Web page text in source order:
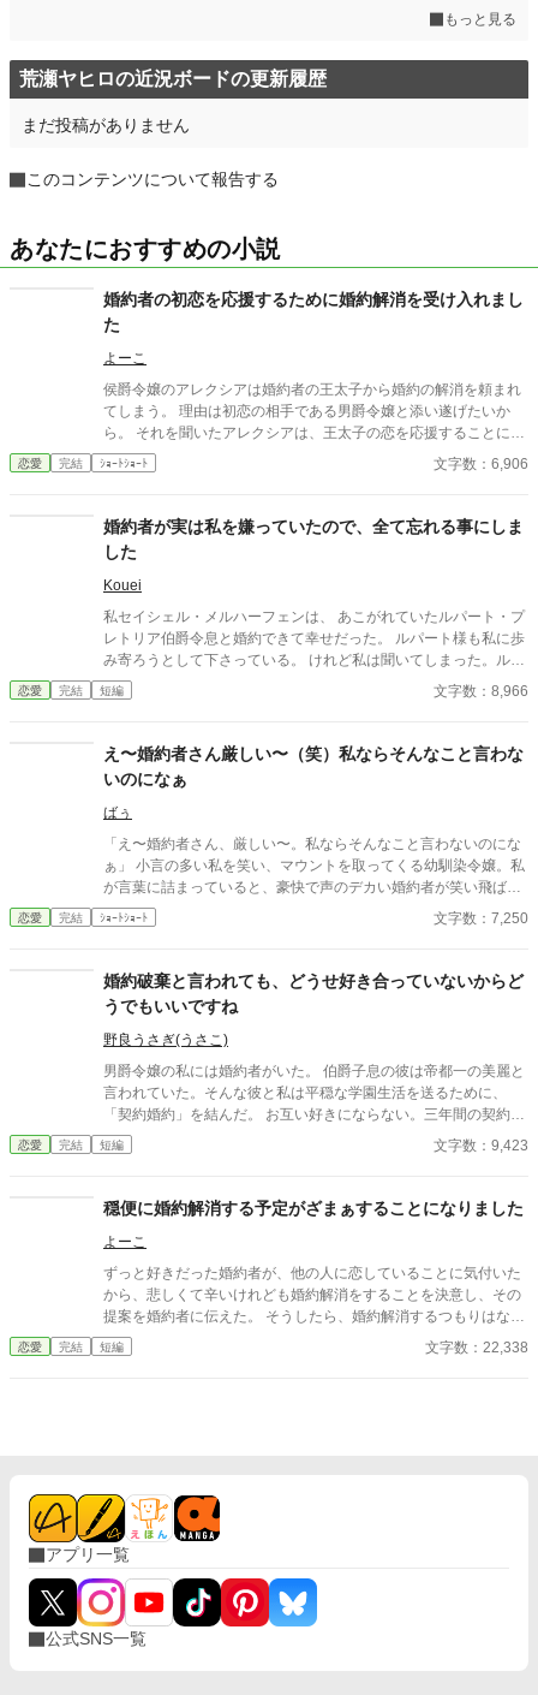
もっと見る
荒瀬ヤヒロの近況ボードの更新履歴
まだ投稿がありません
このコンテンツについて報告する
あなたにおすすめの小説
婚約者の初恋を応援するために婚約解消を受け入れまし
た
よーこ
侯爵令嬢のアレクシアは婚約者の王太子から婚約の解消を頼まれ
てしまう。 理由は初恋の相手である男爵令嬢と添い遂げたいか
ら。 それを聞いたアレクシアは、王太子の恋を応援することに。
さて、王太子の初恋は実るのかどうなのか。
恋愛 完結 ｼｮｰﾄｼｮｰﾄ 文字数：6,906
婚約者が実は私を嫌っていたので、全て忘れる事にしま
した
Kouei
私セイシェル・メルハーフェンは、 あこがれていたルパート・プ
レトリア伯爵令息と婚約できて幸せだった。 ルパート様も私に歩
み寄ろうとして下さっている。 けれど私は聞いてしまった。ルパ
ート様の本音を。 『我慢するしかない』 『彼女といると疲れる』
私はルパート様に嫌われていたの？ 本当は厭わしく思っていた
は、他投稿サイトにも公開しています。
恋愛 完結 短編 文字数：8,966
え〜婚約者さん厳しい〜（笑）私ならそんなこと言わな
いのになぁ
ばぅ
「え〜婚約者さん、厳しい〜。私ならそんなこと言わないのにな
ぁ」 小言の多い私を笑い、マウントを取ってくる幼馴染令嬢。私
が言葉に詰まっていると、豪快で声のデカい婚約者が笑い飛ばし
た。 「そうだな、だからお前は未だに婚約相手が決まらないんだ
ろうな！」 悪気ゼロ(?)の大声正論パンチで、幼馴染をバッサリ撃
と痛快ラブコメディ。
恋愛 完結 ｼｮｰﾄｼｮｰﾄ 文字数：7,250
婚約破棄と言われても、どうせ好き合っていないからど
うでもいいですね
野良うさぎ(うさこ)
男爵令嬢の私には婚約者がいた。 伯爵子息の彼は帝都一の美麗と
言われていた。そんな彼と私は平穏な学園生活を送るために、
「契約婚約」を結んだ。 お互い好きにならない。三年間の契約。
それなのに、彼は私の前からいなくなった。婚約破棄を言い渡さ
れて……。 でも私たちは好きあっていない。だから、別にどうで
恋愛 完結 短編 文字数：9,423
穏便に婚約解消する予定がざまぁすることになりました
よーこ
ずっと好きだった婚約者が、他の人に恋していることに気付いた
から、悲しくて辛いけれども婚約解消をすることを決意し、その
提案を婚約者に伝えた。 そうしたら、婚約解消するつもりはない
って言うんです。 わたくしとは政略結婚をして、恋する人は愛人
にして囲うとか、悪びれることなく言うんです。 ちょっと酷くあ
恋愛 完結 短編 文字数：22,338
アプリ一覧
公式SNS一覧